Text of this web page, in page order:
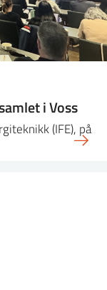
i Voss
(IFE), på